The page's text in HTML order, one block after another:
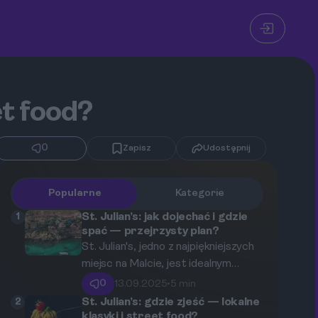
food?
0 Zapisz Udostępnij
Popularne Kategorie
1
St. Julian’s: jak dojechać i gdzie
spać — przejrzysty plan?
St. Julian's, jedno z najpiękniejszych
miejsc na Malcie, jest idealnym
celem na wakacje. Z pięknymi
plażami, zabytkami oraz bogatym
życiem nocnym, to miejsce
0 13.09.2025•5 min
2
St. Julian’s: gdzie zjeść — lokalne